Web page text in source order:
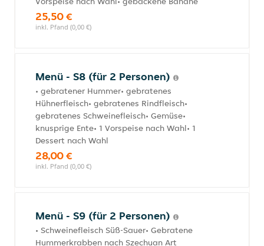
25,50 €
inkl. Pfand (0,00 €)
Menü - S8 (für 2 Personen)
• gebratener Hummer• gebratenes
Hühnerfleisch• gebratenes Rindfleisch•
gebratenes Schweinefleisch• Gemüse•
knusprige Ente• 1 Vorspeise nach Wahl• 1
Dessert nach Wahl
28,00 €
inkl. Pfand (0,00 €)
Menü - S9 (für 2 Personen)
• Schweinefleisch Süß-Sauer• Gebratene
Hummerkrabben nach Szechuan Art